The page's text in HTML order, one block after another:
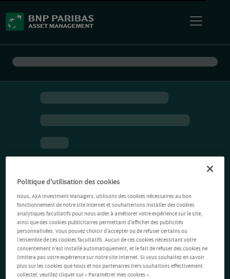
Politique d'utilisation des cookies
Nous, AXA Investment Managers, utilisons des cookies nécessaires au bon
fonctionnement de notre site Internet et souhaiterions installer des cookies
analytiques facultatifs pour nous aider à améliorer votre expérience sur le site,
ainsi que des cookies publicitaires permettant d’afficher des publicités
personnalisées. Vous pouvez choisir d’accepter ou de refuser certains ou
l’ensemble de ces cookies facultatifs. Aucun de ces cookies nécessitant votre
consentement n’est installé automatiquement, et le fait de refuser des cookies ne
limitera pas votre expérience sur notre site Internet. Si vous souhaitez en savoir
plus sur les cookies que Nous et nos partenaires tiers souhaitons effectivement
collecter, veuillez cliquer sur « Paramétrer mes cookies ».